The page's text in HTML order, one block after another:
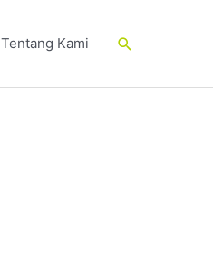
Tentang Kami Cari